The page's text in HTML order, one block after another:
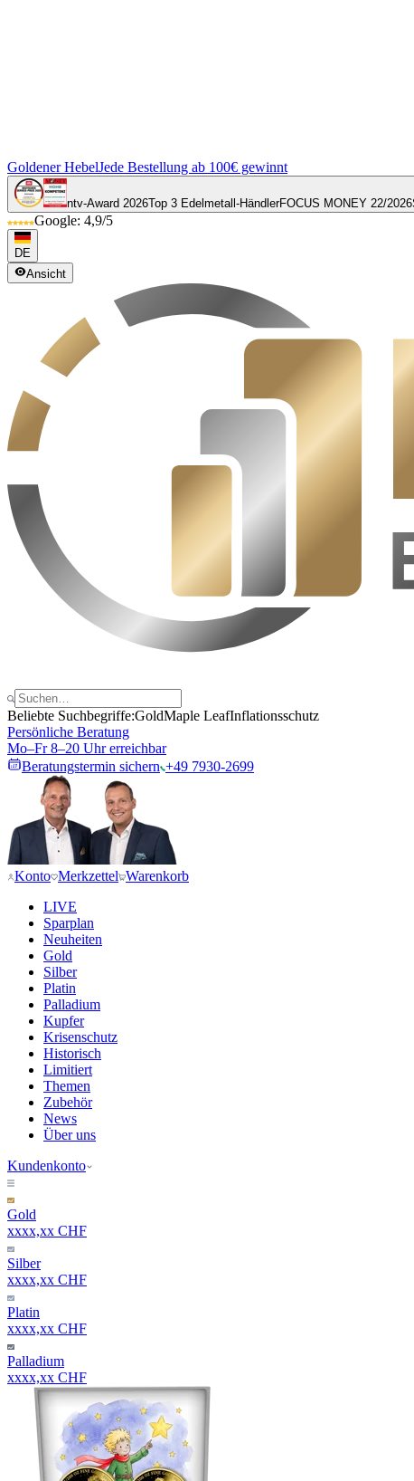
Goldener HebelJede Bestellung ab 100€ gewinnt
ntv-Award 2026Top 3 Edelmetall-HändlerFOCUS MONEY 22/2026
Google: 4,9/5
DE
Ansicht
Beliebte Suchbegriffe:GoldMaple LeafInflationsschutz
Persönliche Beratung
Mo–Fr 8–20 Uhr erreichbar
Beratungstermin sichern +49 7930-2699
Konto Merkzettel Warenkorb
LIVE
Sparplan
Neuheiten
Gold
Silber
Platin
Palladium
Kupfer
Krisenschutz
Historisch
Limitiert
Themen
Zubehör
News
Über uns
Kundenkonto
Gold
xxxx,xx CHF
Silber
xxxx,xx CHF
Platin
xxxx,xx CHF
Palladium
xxxx,xx CHF